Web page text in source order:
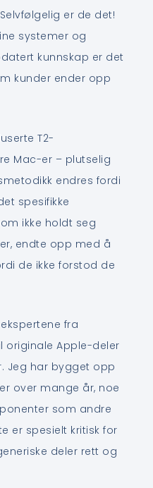
er de det!
systemer og
kunnskap er det
kunder ender opp
T2-
Mac-er – plutselig
endres fordi
spesifikke
ikke holdt seg
endte opp med å
de ikke forstod de
fra
originale Apple-deler
Jeg har bygget opp
over mange år, noe
som andre
er spesielt kritisk for
deler rett og